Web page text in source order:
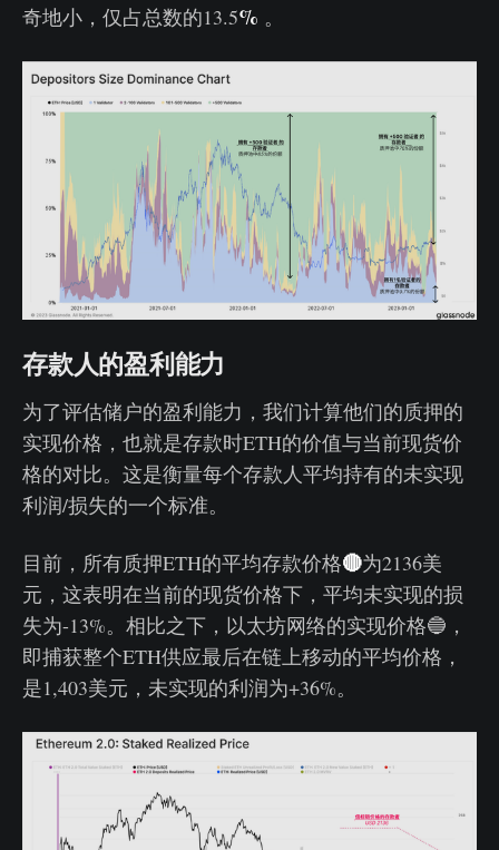
奇地小，仅占总数的13.5% 。
存款人的盈利能力
为了评估储户的盈利能力，我们计算他们的质押的
实现价格，也就是存款时ETH的价值与当前现货价
格的对比。这是衡量每个存款人平均持有的未实现
利润/损失的一个标准。
目前，所有质押ETH的平均存款价格🔴为2136美
元，这表明在当前的现货价格下，平均未实现的损
失为-13%。相比之下，以太坊网络的实现价格🔵，
即捕获整个ETH供应最后在链上移动的平均价格，
是1,403美元，未实现的利润为+36%。